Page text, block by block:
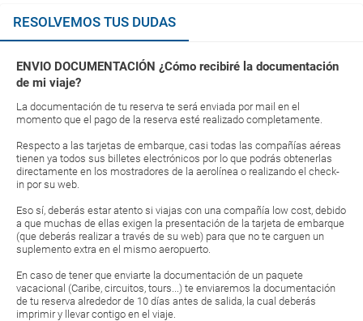
RESOLVEMOS TUS DUDAS
ENVIO DOCUMENTACIÓN ¿Cómo recibiré la documentación
de mi viaje?
La documentación de tu reserva te será enviada por mail en el
momento que el pago de la reserva esté realizado completamente.
Respecto a las tarjetas de embarque, casi todas las compañías aéreas
tienen ya todos sus billetes electrónicos por lo que podrás obtenerlas
directamente en los mostradores de la aerolínea o realizando el check-
in por su web.
Eso sí, deberás estar atento si viajas con una compañía low cost, debido
a que muchas de ellas exigen la presentación de la tarjeta de embarque
(que deberás realizar a través de su web) para que no te carguen un
suplemento extra en el mismo aeropuerto.
En caso de tener que enviarte la documentación de un paquete
vacacional (Caribe, circuitos, tours...) te enviaremos la documentación
de tu reserva alrededor de 10 días antes de salida, la cual deberás
imprimir y llevar contigo en el viaje.